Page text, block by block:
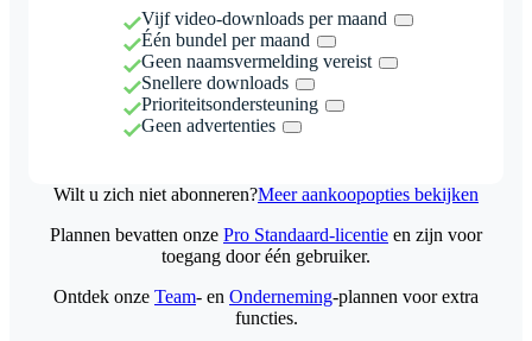
Vijf video-downloads per maand
Één bundel per maand
Geen naamsvermelding vereist
Snellere downloads
Prioriteitsondersteuning
Geen advertenties
Wilt u zich niet abonneren?Meer aankoopopties bekijken
Plannen bevatten onze Pro Standaard-licentie en zijn voor
toegang door één gebruiker.
Ontdek onze Team- en Onderneming-plannen voor extra
functies.